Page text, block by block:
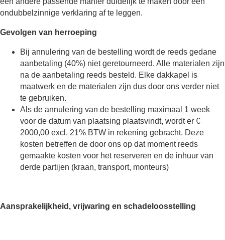
ondubbelzinnige verklaring af te leggen.
Gevolgen van herroeping
Bij annulering van de bestelling wordt de reeds gedane
aanbetaling (40%) niet geretourneerd. Alle materialen zijn
na de aanbetaling reeds besteld. Elke dakkapel is
maatwerk en de materialen zijn dus door ons verder niet
te gebruiken.
Als de annulering van de bestelling maximaal 1 week
voor de datum van plaatsing plaatsvindt, wordt er €
2000,00 excl. 21% BTW in rekening gebracht. Deze
kosten betreffen de door ons op dat moment reeds
gemaakte kosten voor het reserveren en de inhuur van
derde partijen (kraan, transport, monteurs)
Aansprakelijkheid, vrijwaring en schadeloosstelling